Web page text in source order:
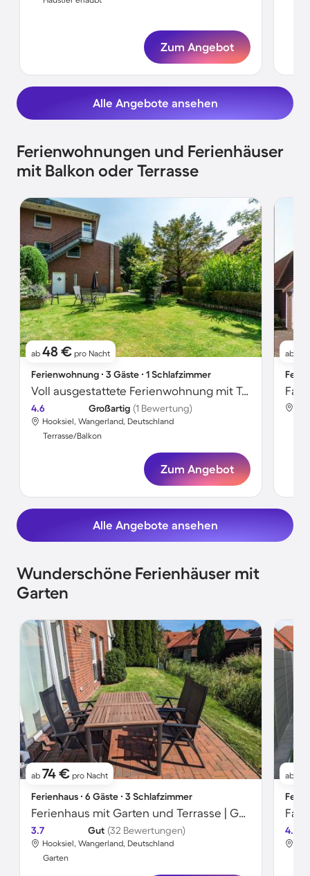
Zum Angebot
Alle Angebote ansehen
Ferienwohnungen und Ferienhäuser
mit Balkon oder Terrasse
ab 48 € pro Nacht
Ferienwohnung ∙ 3 Gäste ∙ 1 Schlafzimmer
Voll ausgestattete Ferienwohnung mit Terrasse, schnellem Internet und Garten | Gartenblick
4.6 Großartig (1 Bewertung)
Hooksiel, Wangerland, Deutschland
Terrasse/Balkon
Zum Angebot
ab
Alle Angebote ansehen
Wunderschöne Ferienhäuser mit
Garten
ab 74 € pro Nacht
Ferienhaus ∙ 6 Gäste ∙ 3 Schlafzimmer
Ferienhaus mit Garten und Terrasse | Gartenblick
3.7 Gut (32 Bewertungen)
Hooksiel, Wangerland, Deutschland
Garten
ab
4.6